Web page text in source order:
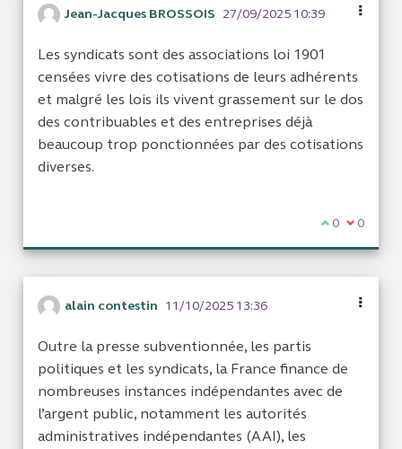
Jean-Jacques BROSSOIS 27/09/2025 10:39
Les syndicats sont des associations loi 1901
censées vivre des cotisations de leurs adhérents
et malgré les lois ils vivent grassement sur le dos
des contribuables et des entreprises déjà
beaucoup trop ponctionnées par des cotisations
diverses.
Je suis
0 Je ne
0
alain contestin 11/10/2025 13:36
Outre la presse subventionnée, les partis
politiques et les syndicats, la France finance de
nombreuses instances indépendantes avec de
l’argent public, notamment les autorités
administratives indépendantes (AAI), les